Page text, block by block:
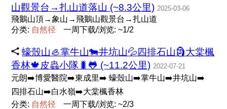
山觀景台→扎山道落山 (~8.3公里) 2025-03-06
飛鵝山頂→象山→飛鵝山觀景台→扎山道
分类: 自然径 一周下载/浏览: ~1/2
蠔殼山🦪掌牛山🐄井坑山💦四排石山🗿大棠楓
香林🍁皮蟲小隊🐛🐸 (~11.2公里) 2022-07-21
元朗➡️博愛醫院➡️東成里➡️ 蠔殼山➡️掌牛山➡️井坑山➡️
四排石山➡️白水嶺➡️大棠楓香林
分类: 自然径 一周下载/浏览: ~2/3